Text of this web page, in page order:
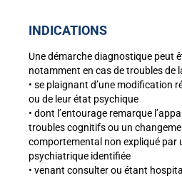
INDICATIONS
Une démarche diagnostique peut
notamment en cas de troubles de
• se plaignant d’une modification
ou de leur état psychique
• dont l’entourage remarque
troubles cognitifs ou un
comportemental non expliqué par
psychiatrique identifiée
• venant consulter ou étant